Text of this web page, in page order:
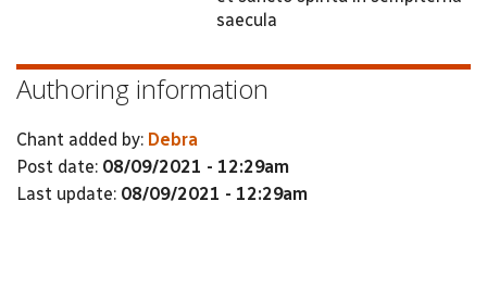
saecula
Authoring information
Chant added by: Debra
Post date: 08/09/2021 - 12:29am
Last update: 08/09/2021 - 12:29am